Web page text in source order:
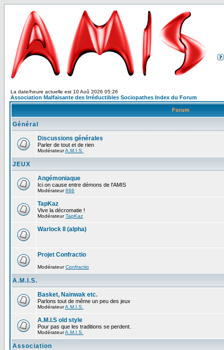
La date/heure actuelle est 10 Aoû 2026 05:26
Association Malfaisante des Irréductibles Sociopathes Index du Forum
Forum
Général
Discussions générales
Parler de tout et de rien
ModérateurA.M.I.S.
JEUX
Angémoniaque
Ici on cause entre démons de l'AMIS
Modérateur666
TapKaz
Vive la décromatie !
ModérateurTapKaz
Warlock II (alpha)
Projet Confractio
ModérateurConfractio
A.M.I.S.
Basket, Nainwak etc.
Parlons tout de même un peu des jeux
ModérateurA.M.I.S.
A.M.I.S old style
Pour pas que les traditions se perdent.
ModérateurA.M.I.S.
Association